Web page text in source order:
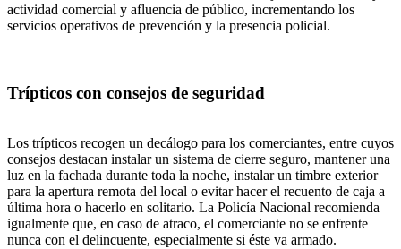
actividad comercial y afluencia de público, incrementando los
servicios operativos de prevención y la presencia policial.
Trípticos con consejos de seguridad
Los trípticos recogen un decálogo para los comerciantes, entre cuyos
consejos destacan instalar un sistema de cierre seguro, mantener una
luz en la fachada durante toda la noche, instalar un timbre exterior
para la apertura remota del local o evitar hacer el recuento de caja a
última hora o hacerlo en solitario. La Policía Nacional recomienda
igualmente que, en caso de atraco, el comerciante no se enfrente
nunca con el delincuente, especialmente si éste va armado.